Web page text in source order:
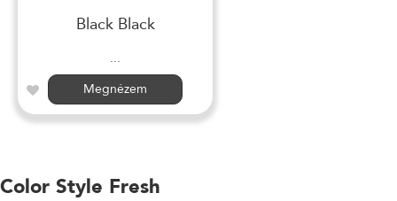
Black Black
...
Megnézem
Color Style Fresh